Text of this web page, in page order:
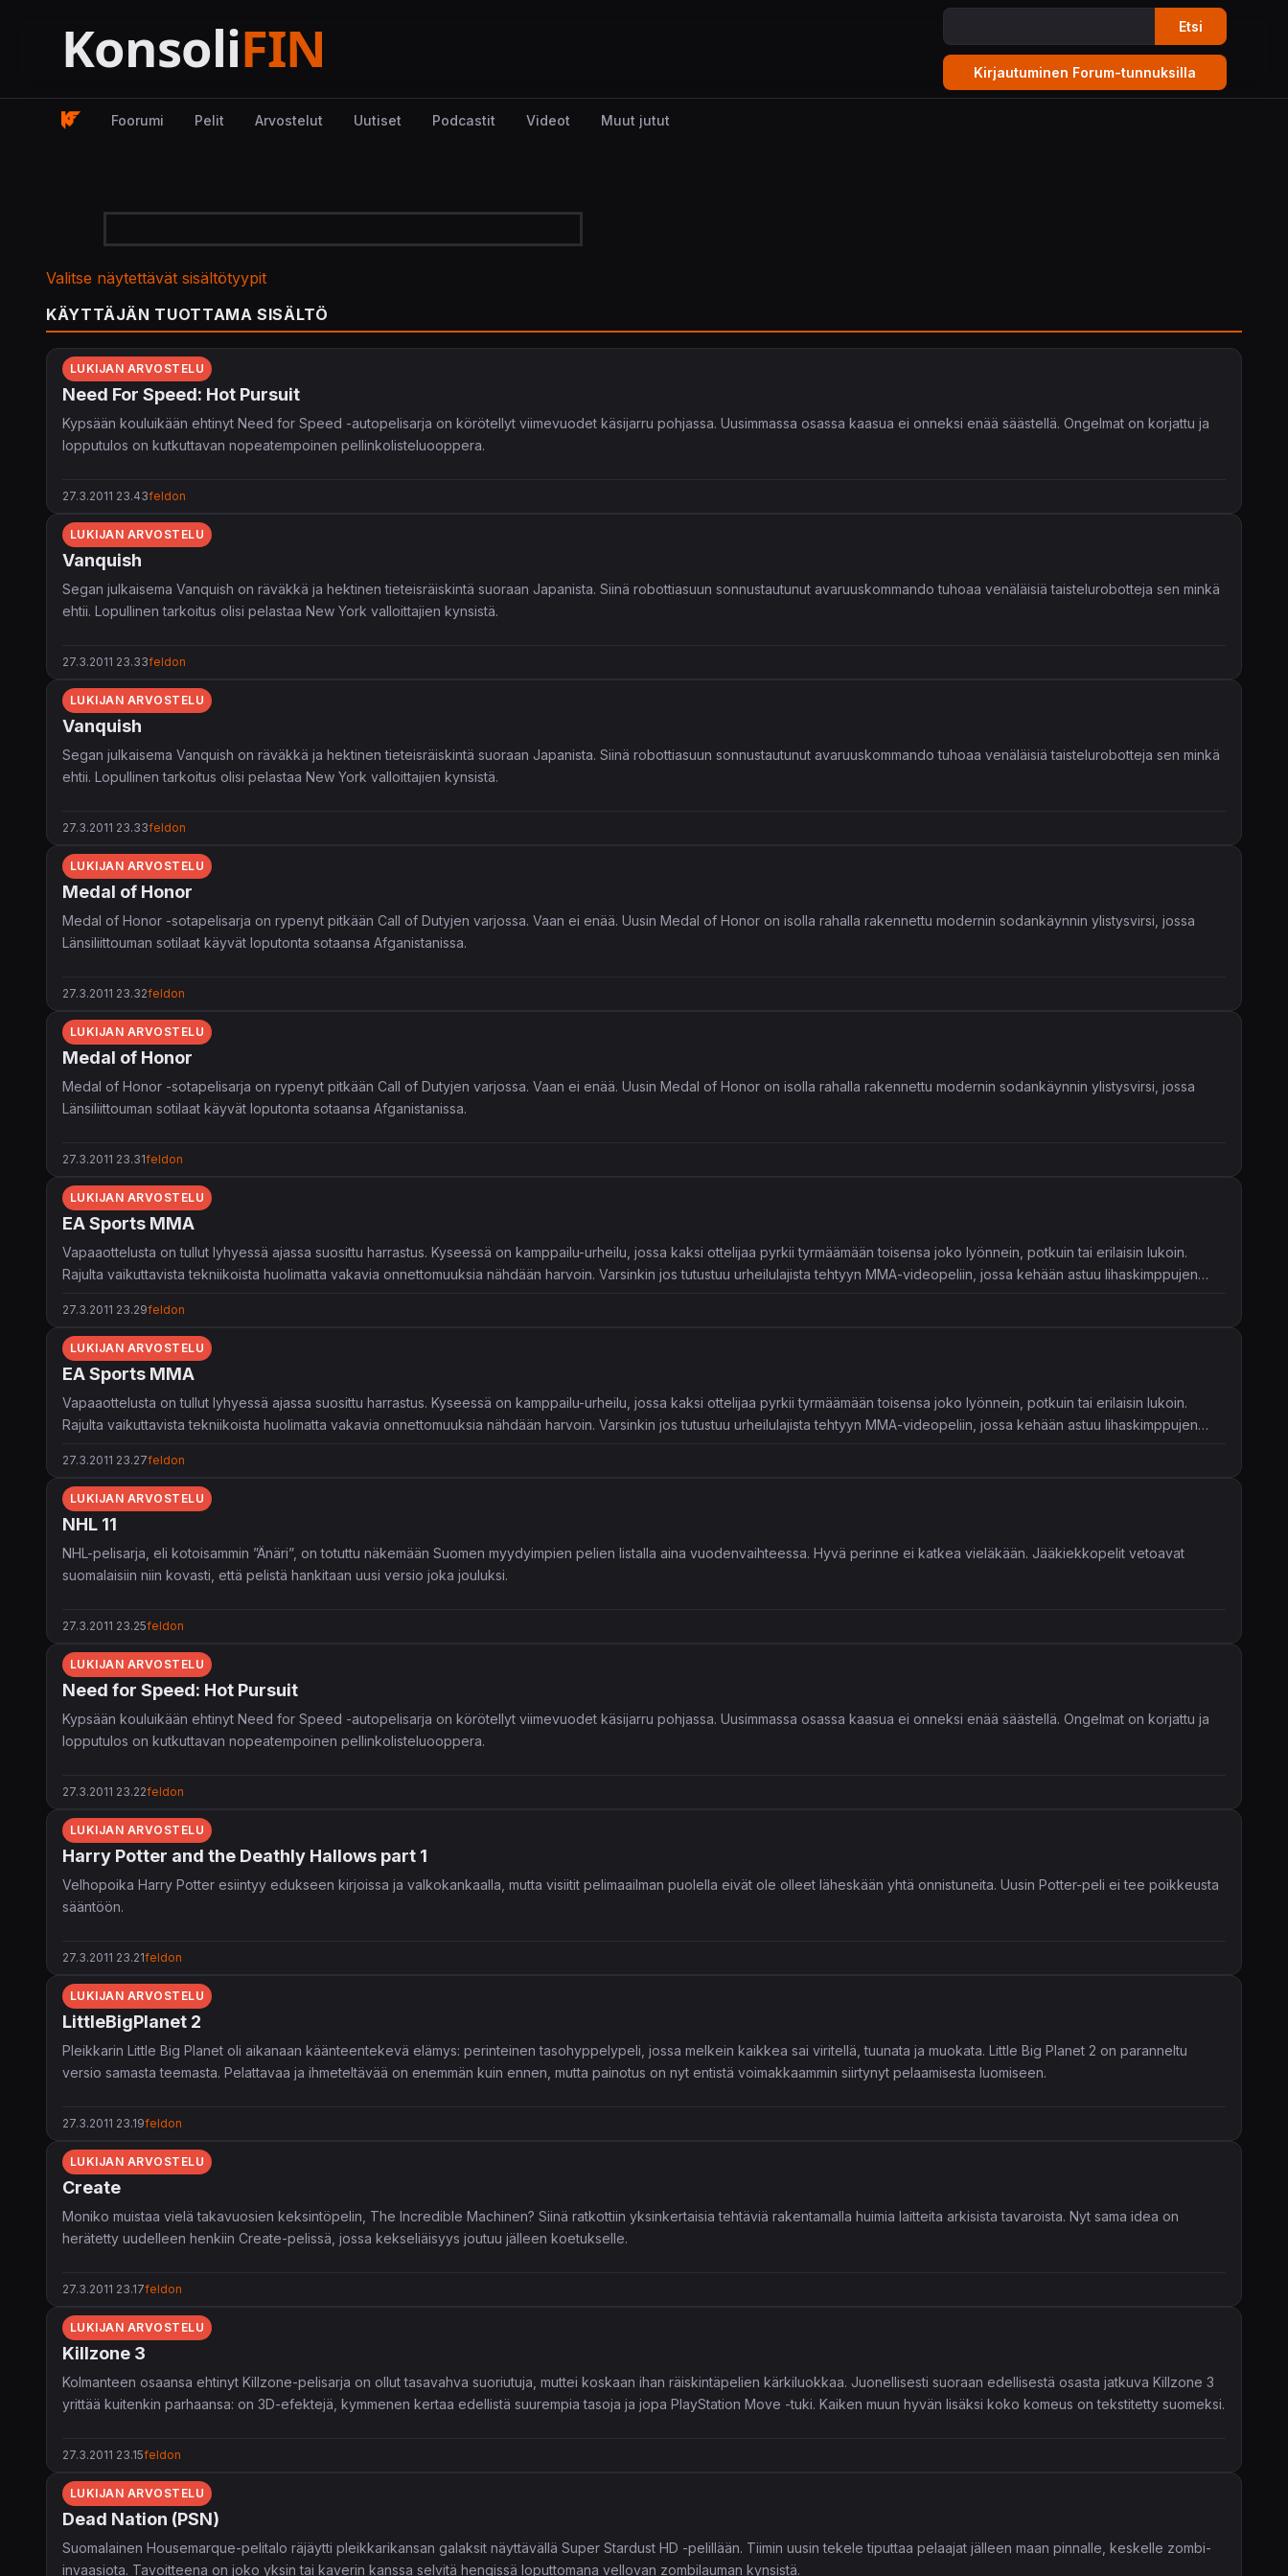
Etsi
Foorumi Pelit Arvostelut Uutiset Podcastit Videot Muut jutut
Valitse näytettävät sisältötyypit
KÄYTTÄJÄN TUOTTAMA SISÄLTÖ
LUKIJAN ARVOSTELU
Need For Speed: Hot Pursuit
Kypsään kouluikään ehtinyt Need for Speed -autopelisarja on körötellyt viimevuodet käsijarru pohjassa. Uusimmassa osassa kaasua ei onneksi enää säästellä. Ongelmat on korjattu ja
lopputulos on kutkuttavan nopeatempoinen pellinkolisteluooppera.
27.3.2011 23.43feldon
LUKIJAN ARVOSTELU
Vanquish
Segan julkaisema Vanquish on räväkkä ja hektinen tieteisräiskintä suoraan Japanista. Siinä robottiasuun sonnustautunut avaruuskommando tuhoaa venäläisiä taistelurobotteja sen minkä
ehtii. Lopullinen tarkoitus olisi pelastaa New York valloittajien kynsistä.
27.3.2011 23.33feldon
LUKIJAN ARVOSTELU
Vanquish
Segan julkaisema Vanquish on räväkkä ja hektinen tieteisräiskintä suoraan Japanista. Siinä robottiasuun sonnustautunut avaruuskommando tuhoaa venäläisiä taistelurobotteja sen minkä
ehtii. Lopullinen tarkoitus olisi pelastaa New York valloittajien kynsistä.
27.3.2011 23.33feldon
LUKIJAN ARVOSTELU
Medal of Honor
Medal of Honor -sotapelisarja on rypenyt pitkään Call of Dutyjen varjossa. Vaan ei enää. Uusin Medal of Honor on isolla rahalla rakennettu modernin sodankäynnin ylistysvirsi, jossa
Länsiliittouman sotilaat käyvät loputonta sotaansa Afganistanissa.
27.3.2011 23.32feldon
LUKIJAN ARVOSTELU
Medal of Honor
Medal of Honor -sotapelisarja on rypenyt pitkään Call of Dutyjen varjossa. Vaan ei enää. Uusin Medal of Honor on isolla rahalla rakennettu modernin sodankäynnin ylistysvirsi, jossa
Länsiliittouman sotilaat käyvät loputonta sotaansa Afganistanissa.
27.3.2011 23.31feldon
LUKIJAN ARVOSTELU
EA Sports MMA
Vapaaottelusta on tullut lyhyessä ajassa suosittu harrastus. Kyseessä on kamppailu-urheilu, jossa kaksi ottelijaa pyrkii tyrmäämään toisensa joko lyönnein, potkuin tai erilaisin lukoin.
Rajulta vaikuttavista tekniikoista huolimatta vakavia onnettomuuksia nähdään harvoin. Varsinkin jos tutustuu urheilulajista tehtyyn MMA-videopeliin, jossa kehään astuu lihaskimppujen
27.3.2011 23.29feldon
LUKIJAN ARVOSTELU
EA Sports MMA
Vapaaottelusta on tullut lyhyessä ajassa suosittu harrastus. Kyseessä on kamppailu-urheilu, jossa kaksi ottelijaa pyrkii tyrmäämään toisensa joko lyönnein, potkuin tai erilaisin lukoin.
Rajulta vaikuttavista tekniikoista huolimatta vakavia onnettomuuksia nähdään harvoin. Varsinkin jos tutustuu urheilulajista tehtyyn MMA-videopeliin, jossa kehään astuu lihaskimppujen
27.3.2011 23.27feldon
LUKIJAN ARVOSTELU
NHL 11
NHL-pelisarja, eli kotoisammin ”Änäri”, on totuttu näkemään Suomen myydyimpien pelien listalla aina vuodenvaihteessa. Hyvä perinne ei katkea vieläkään. Jääkiekkopelit vetoavat
suomalaisiin niin kovasti, että pelistä hankitaan uusi versio joka jouluksi.
27.3.2011 23.25feldon
LUKIJAN ARVOSTELU
Need for Speed: Hot Pursuit
Kypsään kouluikään ehtinyt Need for Speed -autopelisarja on körötellyt viimevuodet käsijarru pohjassa. Uusimmassa osassa kaasua ei onneksi enää säästellä. Ongelmat on korjattu ja
lopputulos on kutkuttavan nopeatempoinen pellinkolisteluooppera.
27.3.2011 23.22feldon
LUKIJAN ARVOSTELU
Harry Potter and the Deathly Hallows part 1
Velhopoika Harry Potter esiintyy edukseen kirjoissa ja valkokankaalla, mutta visiitit pelimaailman puolella eivät ole olleet läheskään yhtä onnistuneita. Uusin Potter-peli ei tee poikkeusta
sääntöön.
27.3.2011 23.21feldon
LUKIJAN ARVOSTELU
LittleBigPlanet 2
Pleikkarin Little Big Planet oli aikanaan käänteentekevä elämys: perinteinen tasohyppelypeli, jossa melkein kaikkea sai viritellä, tuunata ja muokata. Little Big Planet 2 on paranneltu
versio samasta teemasta. Pelattavaa ja ihmeteltävää on enemmän kuin ennen, mutta painotus on nyt entistä voimakkaammin siirtynyt pelaamisesta luomiseen.
27.3.2011 23.19feldon
LUKIJAN ARVOSTELU
Create
Moniko muistaa vielä takavuosien keksintöpelin, The Incredible Machinen? Siinä ratkottiin yksinkertaisia tehtäviä rakentamalla huimia laitteita arkisista tavaroista. Nyt sama idea on
herätetty uudelleen henkiin Create-pelissä, jossa kekseliäisyys joutuu jälleen koetukselle.
27.3.2011 23.17feldon
LUKIJAN ARVOSTELU
Killzone 3
Kolmanteen osaansa ehtinyt Killzone-pelisarja on ollut tasavahva suoriutuja, muttei koskaan ihan räiskintäpelien kärkiluokkaa. Juonellisesti suoraan edellisestä osasta jatkuva Killzone 3
yrittää kuitenkin parhaansa: on 3D-efektejä, kymmenen kertaa edellistä suurempia tasoja ja jopa PlayStation Move -tuki. Kaiken muun hyvän lisäksi koko komeus on tekstitetty suomeksi.
27.3.2011 23.15feldon
LUKIJAN ARVOSTELU
Dead Nation (PSN)
Suomalainen Housemarque-pelitalo räjäytti pleikkarikansan galaksit näyttävällä Super Stardust HD -pelillään. Tiimin uusin tekele tiputtaa pelaajat jälleen maan pinnalle, keskelle zombi-
invaasiota. Tavoitteena on joko yksin tai kaverin kanssa selvitä hengissä loputtomana vellovan zombilauman kynsistä.